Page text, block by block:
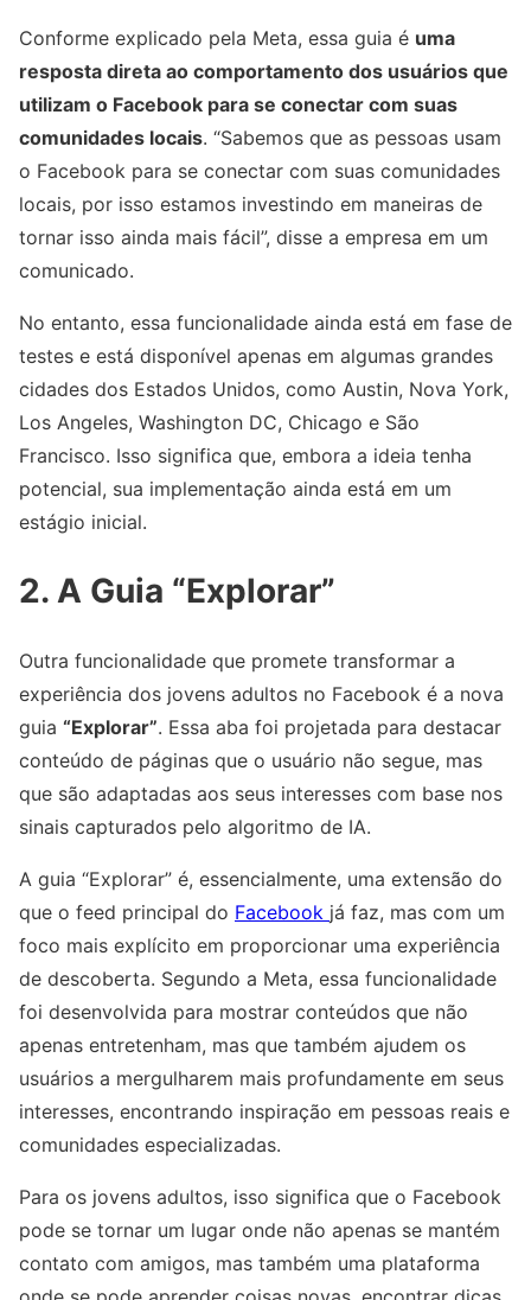
Conforme explicado pela Meta, essa guia é uma
resposta direta ao comportamento dos usuários que
utilizam o Facebook para se conectar com suas
comunidades locais. “Sabemos que as pessoas usam
o Facebook para se conectar com suas comunidades
locais, por isso estamos investindo em maneiras de
tornar isso ainda mais fácil”, disse a empresa em um
comunicado.
No entanto, essa funcionalidade ainda está em fase de
testes e está disponível apenas em algumas grandes
cidades dos Estados Unidos, como Austin, Nova York,
Los Angeles, Washington DC, Chicago e São
Francisco. Isso significa que, embora a ideia tenha
potencial, sua implementação ainda está em um
estágio inicial.
2. A Guia “Explorar”
Outra funcionalidade que promete transformar a
experiência dos jovens adultos no Facebook é a nova
guia “Explorar”. Essa aba foi projetada para destacar
conteúdo de páginas que o usuário não segue, mas
que são adaptadas aos seus interesses com base nos
sinais capturados pelo algoritmo de IA.
A guia “Explorar” é, essencialmente, uma extensão do
que o feed principal do Facebook já faz, mas com um
foco mais explícito em proporcionar uma experiência
de descoberta. Segundo a Meta, essa funcionalidade
foi desenvolvida para mostrar conteúdos que não
apenas entretenham, mas que também ajudem os
usuários a mergulharem mais profundamente em seus
interesses, encontrando inspiração em pessoas reais e
comunidades especializadas.
Para os jovens adultos, isso significa que o Facebook
pode se tornar um lugar onde não apenas se mantém
contato com amigos, mas também uma plataforma